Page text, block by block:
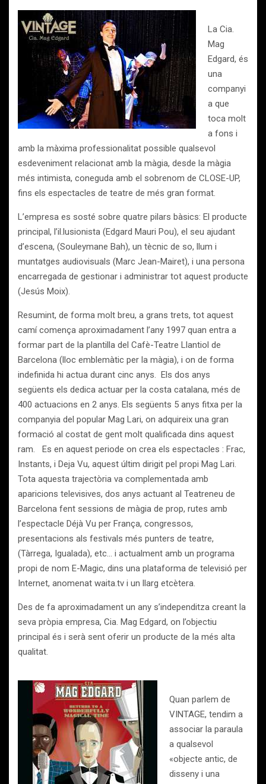
La Cia.
Mag
Edgard, és
una
companyi
a que
toca molt
a fons i
amb la màxima professionalitat possible qualsevol
esdeveniment relacionat amb la màgia, desde la màgia
més intimista, coneguda amb el sobrenom de CLOSE-UP,
fins els espectacles de teatre de més gran format.
L’empresa es sosté sobre quatre pilars bàsics: El producte
principal, l’il.lusionista (Edgard Mauri Pou), el seu ajudant
d’escena, (Souleymane Bah), un tècnic de so, llum i
muntatges audiovisuals (Marc Jean-Mairet), i una persona
encarregada de gestionar i administrar tot aquest producte
(Jesús Moix).
Resumint, de forma molt breu, a grans trets, tot aquest
camí comença aproximadament l’any 1997 quan entra a
formar part de la plantilla del Cafè-Teatre Llantiol de
Barcelona (lloc emblemàtic per la màgia), i on de forma
indefinida hi actua durant cinc anys. Els dos anys
següents els dedica actuar per la costa catalana, més de
400 actuacions en 2 anys. Els següents 5 anys fitxa per la
companyia del popular Mag Lari, on adquireix una gran
formació al costat de gent molt qualificada dins aquest
ram. Es en aquest periode on crea els espectacles : Frac,
Instants, i Deja Vu, aquest últim dirigit pel propi Mag Lari.
Tota aquesta trajectòria va complementada amb
aparicions televisives, dos anys actuant al Teatreneu de
Barcelona fent sessions de màgia de prop, rutes amb
l’espectacle Déjà Vu per França, congressos,
presentacions als festivals més punters de teatre,
(Tàrrega, Igualada), etc… i actualment amb un programa
propi de nom E-Magic, dins una plataforma de televisió per
Internet, anomenat waita.tv i un llarg etcètera.
Des de fa aproximadament un any s’independitza creant la
seva pròpia empresa, Cia. Mag Edgard, on l’objectiu
principal és i serà sent oferir un producte de la més alta
qualitat.
Quan parlem de
VINTAGE, tendim a
associar la paraula
a qualsevol
«objecte antic, de
disseny i una